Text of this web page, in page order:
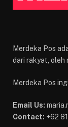
Merdeka Pos
dari rakyat, oleh
Merdeka Pos
Email Us:
Contact: +62